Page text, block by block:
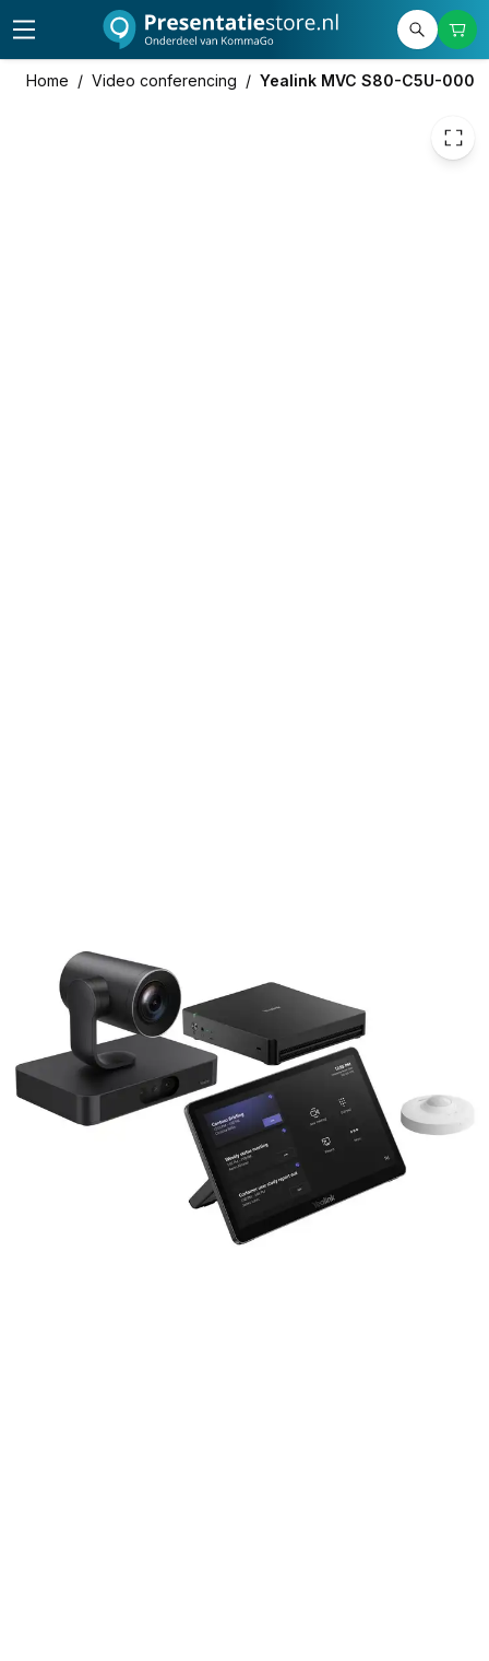
Home / Video conferencing / Yealink MVC S80-C5U-000
4.269,00 excl. btw
5.165,49 incl. btw